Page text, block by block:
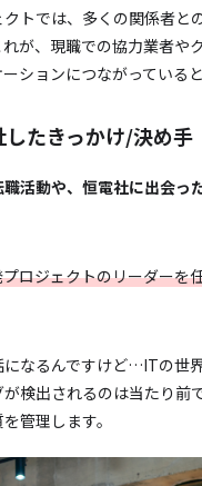
トでは、多くの関係者と
が、現職での協力業者や
ションにつながっていると
たきっかけ/決め手
職活動や、恒電社に出会っ
ロジェクトのリーダーを
になるんですけど…ITの世
検出されるのは当たり前
管理します。